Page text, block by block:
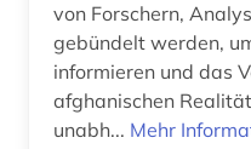
von Forschern,
gebündelt werden,
informieren und das
afghanischen
unabh... Mehr